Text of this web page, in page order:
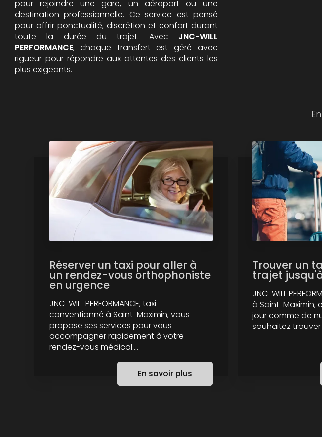
pour rejoindre une gare, un aéroport ou une
destination professionnelle. Ce service est pensé
pour offrir ponctualité, discrétion et confort durant
toute la durée du trajet. Avec JNC-WILL
PERFORMANCE, chaque transfert est géré avec
rigueur pour répondre aux attentes des clients les
plus exigeants.
Réserver un taxi pour aller à
un rendez-vous orthophoniste
en urgence
JNC-WILL PERFORMANCE, taxi
conventionné à Saint-Maximin, vous
propose ses services pour vous
accompagner rapidement à votre
rendez-vous médical....
En savoir plus
Trouver un
trajet
JNC-WILL
à Saint-Maximin,
jour comme de
souhaitez trouver